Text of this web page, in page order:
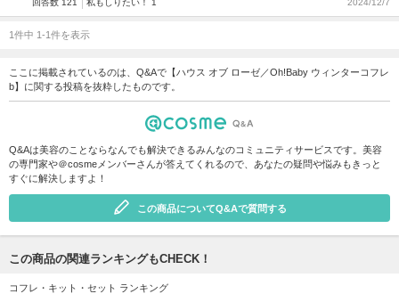
回答数 121 私もしりたい！ 1 2024/12/7
1件中 1-1件を表示
ここに掲載されているのは、Q&Aで【ハウス オブ ローゼ／Oh!Baby ウィンターコフレ
b】に関する投稿を抜粋したものです。
Q&Aは美容のことならなんでも解決できるみんなのコミュニティサービスです。美容
の専門家や＠cosmeメンバーさんが答えてくれるので、あなたの疑問や悩みもきっと
すぐに解決しますよ！
この商品についてQ&Aで質問する
この商品の関連ランキングもCHECK！
コフレ・キット・セット ランキング